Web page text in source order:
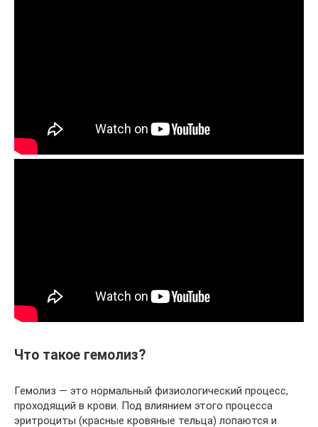
Что такое гемолиз?
Гемолиз — это нормальный физиологический процесс,
проходящий в крови. Под влиянием этого процесса
эритроциты (красные кровяные тельца) лопаются и